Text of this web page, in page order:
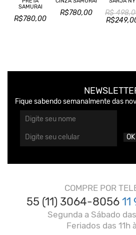
SAMURAI
R$780,00
R$780,00
R$
Fique sabendo semanalmente das
OK
COMPRE POR
55 (11) 3064-805611
Segunda a Sábado
Feriados das 11h